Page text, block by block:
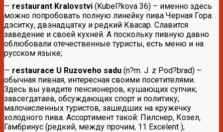
— restaurant Kralovstvi (Kubel?kova 36) – именно здесь
можно попробовать полную линейку пива Черная Гора:
дэситку, двэнадцатку и редкий Квасар. Славится
заведение и своей кухней. А поскольку пивную давно
облюбовали отечественные туристы, есть меню и на
русском языке;
— restaurace U Ruzoveho sadu (n?m. J. z Pod?brad) –
обычная пивная, интересная своими посетителями.
Здесь вы увидите пенсионеров, кушающих супчик;
завсегдатаев, обсуждающих спорт и политику;
малочисленных туристов, зашедших на кружечку
холодного пива. Ассортимент такой: Пилснер, Козел,
Гамбринус (редкий, между прочим, 11 Excelent );